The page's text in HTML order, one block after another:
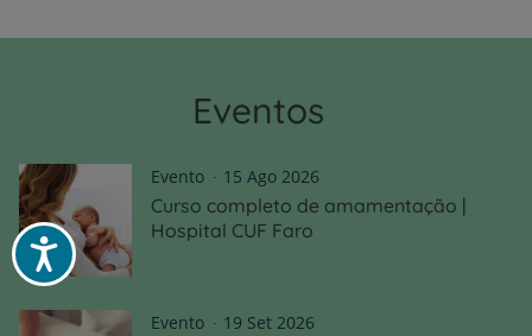
Acessibilidade
Eventos
Evento 15 Ago 2026
Curso completo de amamentação |
Hospital CUF Faro
Evento 19 Set 2026